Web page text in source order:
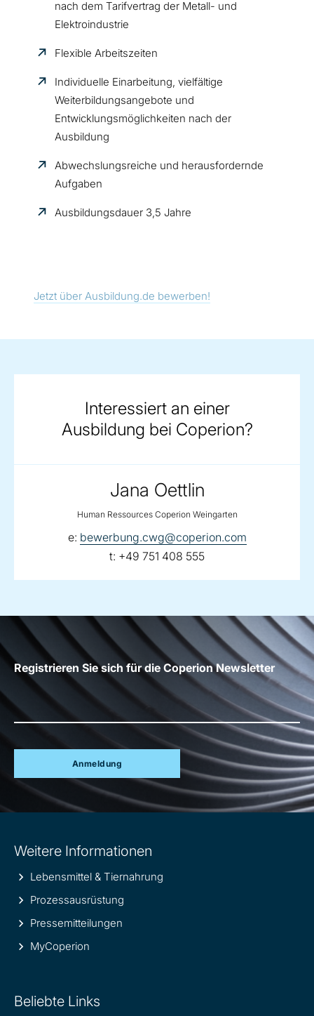
nach dem Tarifvertrag der Metall- und
Elektroindustrie
Flexible Arbeitszeiten
Individuelle Einarbeitung, vielfältige
Weiterbildungsangebote und
Entwicklungsmöglichkeiten nach der
Ausbildung
Abwechslungsreiche und herausfordernde
Aufgaben
Ausbildungsdauer 3,5 Jahre
Jetzt über Ausbildung.de bewerben!
Interessiert an einer
Ausbildung bei Coperion?
Jana Oettlin
Human Ressources Coperion Weingarten
e: email:
bewerbung.cwg@coperion.com
t: telephone:
+49 751 408 555
Registrieren Sie sich für die Coperion Newsletter
Anmeldung
information
Weitere Informationen
Lebensmittel & Tiernahrung
Prozessausrüstung
Pressemitteilungen
MyCoperion
Beliebte Links